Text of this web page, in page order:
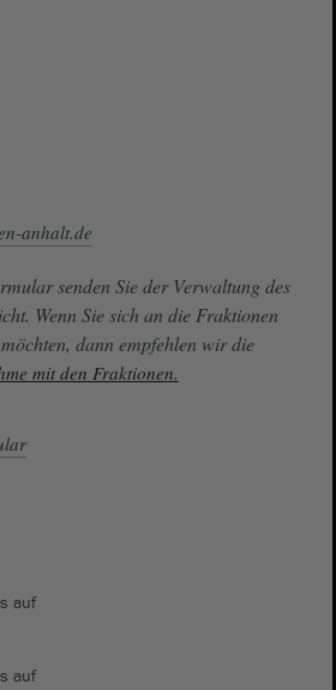
anhalt.de
senden Sie der Verwaltung des
Wenn Sie sich an die Fraktionen
dann empfehlen wir die
mit den Fraktionen.
auf
auf